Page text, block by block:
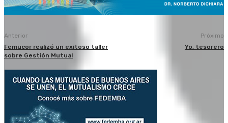
Anterior
Femucor realizó un exitoso taller
sobre Gestión Mutual
Próximo
Yo, tesorero